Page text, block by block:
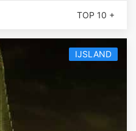
TOP 10 +
IJSLAND